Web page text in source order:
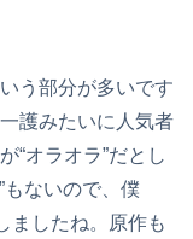
う部分が多いです
護みたいに人気者
“オラオラ”だとし
もないので、僕
ましたね。原作も